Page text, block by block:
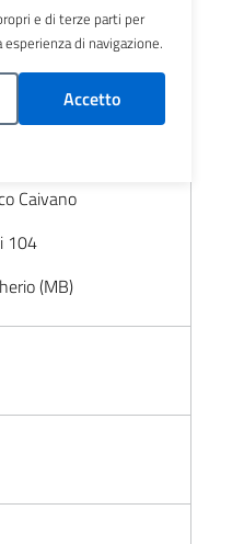
Caivano
Caivano
104
(MB)
e di terze parti per
di navigazione.
Accetto